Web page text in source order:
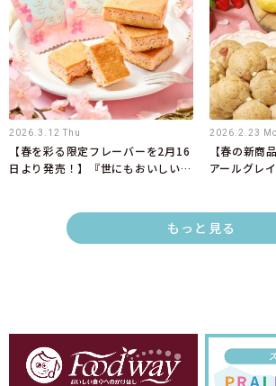
2026.3.12 Thu
【春を彩る限定フレーバーを2月16
日より発売！】『世にもおいしいさ
2026.2.23
【春の新商
アールグレ
もっと見る